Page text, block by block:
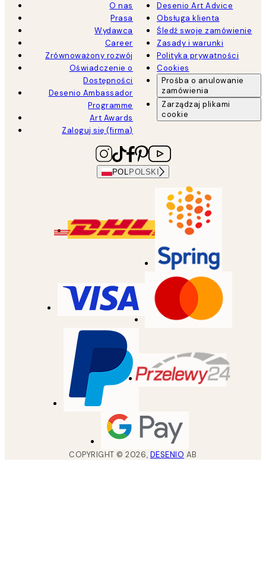
O nas
Prasa
Wydawca
Career
Zrównoważony rozwój
Oświadczenie o
Dostępności
Desenio Ambassador
Programme
Art Awards
Zaloguj się (firma)
Desenio Art Advice
Obsługa klienta
Śledź swoje zamówienie
Zasady i warunki
Polityka prywatności
Cookies
Prośba o anulowanie
zamówienia
Zarządzaj plikami
cookie
POL POLSKI
COPYRIGHT ©2026, DESENIO AB